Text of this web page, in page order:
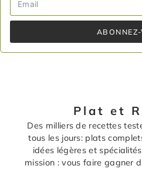
Plat et
Des milliers de recettes
tous les jours: plats
idées légères et
mission : vous faire gagner